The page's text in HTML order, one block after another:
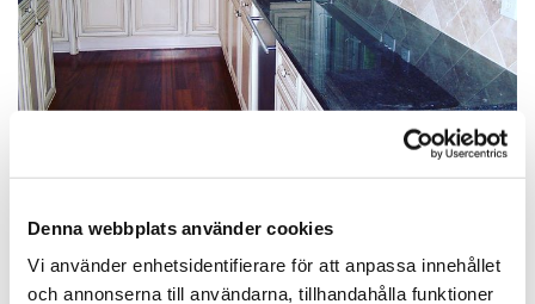
Denna webbplats använder cookies
Vi använder enhetsidentifierare för att anpassa innehållet
och annonserna till användarna, tillhandahålla funktioner